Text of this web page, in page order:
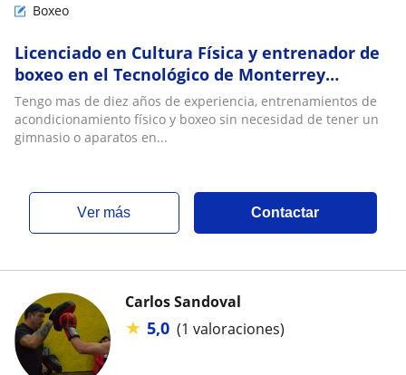
Boxeo
Licenciado en Cultura Física y entrenador de
boxeo en el Tecnológico de Monterrey
Campus Puebla, ofrece clases para niños,
jóvenes y adultos
Tengo mas de diez años de experiencia, entrenamientos de
acondicionamiento físico y boxeo sin necesidad de tener un
gimnasio o aparatos en...
ver más Contactar
Carlos Sandoval
★ 5,0 (1 valoraciones)